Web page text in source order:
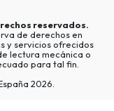
reservados.
de derechos en
y servicios ofrecidos
lectura mecánica o
para tal fin.
2026.